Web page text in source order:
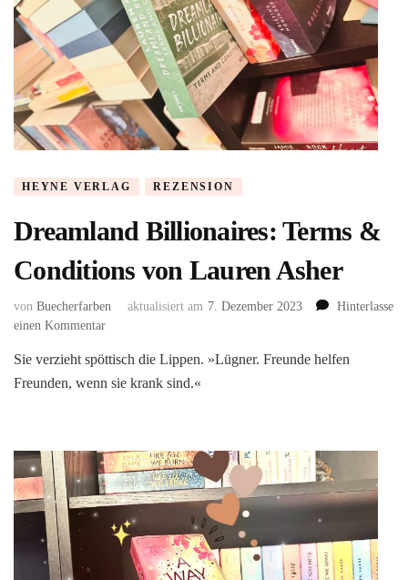
HEYNE VERLAG REZENSION
Dreamland Billionaires: Terms &
Conditions von Lauren Asher
von Buecherfarben aktualisiert am 7. Dezember 2023
Hinterlasse
einen Kommentarzu
Billionaires:
Terms
Lauren
Asher
Sie verzieht spöttisch die Lippen. »Lügner. Freunde helfen
Freunden, wenn sie krank sind.«